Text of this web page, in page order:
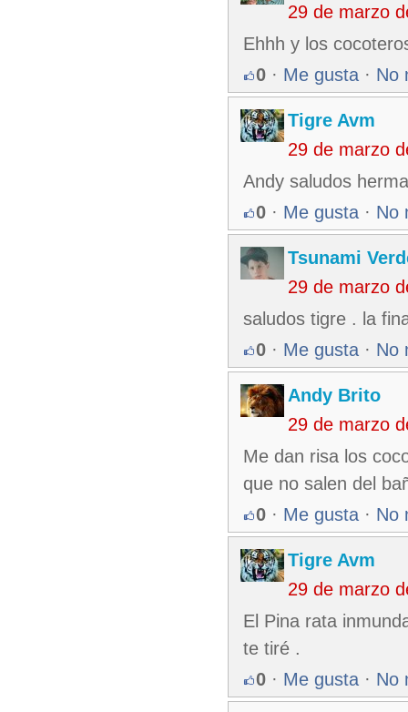
29 de marzo
Ehhh y los
0 · Me gusta · No
Tigre Avm
29 de marzo
Andy saludos
0 · Me gusta · No
Tsunami
29 de marzo
saludos tigre . la
0 · Me gusta · No
Andy Brito
29 de marzo
Me dan risa los
que no salen del
0 · Me gusta · No
Tigre Avm
29 de marzo
El Pina rata
te tiré .
0 · Me gusta · No